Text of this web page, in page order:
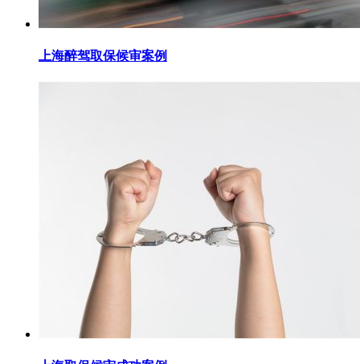
上海醉驾取保候审案例